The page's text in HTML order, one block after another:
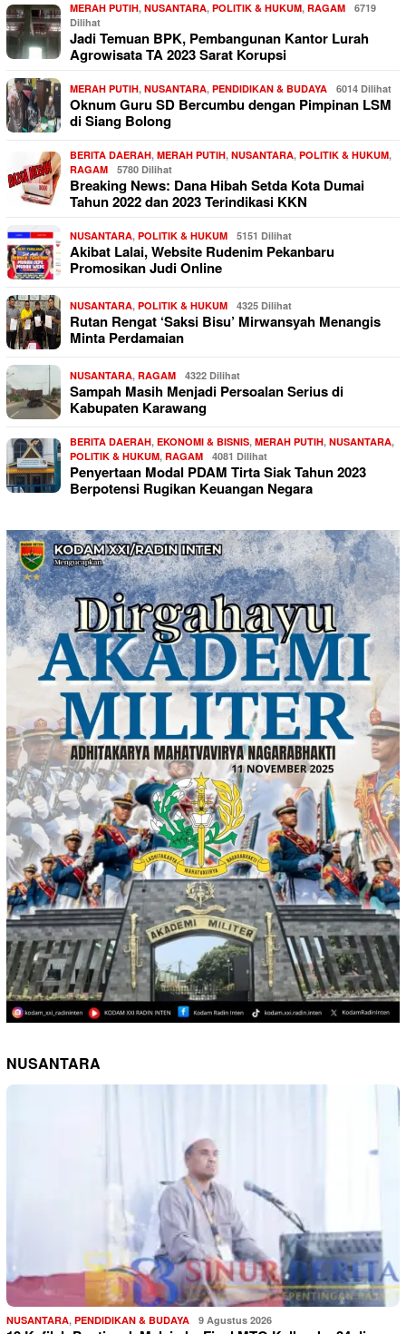
MERAH PUTIH, NUSANTARA, POLITIK & HUKUM, RAGAM
6719
Dilihat
Jadi Temuan BPK, Pembangunan Kantor Lurah
Agrowisata TA 2023 Sarat Korupsi
MERAH PUTIH, NUSANTARA, PENDIDIKAN & BUDAYA 6014 Dilihat
Oknum Guru SD Bercumbu dengan Pimpinan LSM
di Siang Bolong
BERITA DAERAH, MERAH PUTIH, NUSANTARA, POLITIK & HUKUM,
RAGAM
5780 Dilihat
Breaking News: Dana Hibah Setda Kota Dumai
Tahun 2022 dan 2023 Terindikasi KKN
NUSANTARA, POLITIK & HUKUM 5151 Dilihat
Akibat Lalai, Website Rudenim Pekanbaru
Promosikan Judi Online
NUSANTARA, POLITIK & HUKUM 4325 Dilihat
Rutan Rengat ‘Saksi Bisu’ Mirwansyah Menangis
Minta Perdamaian
NUSANTARA, RAGAM 4322 Dilihat
Sampah Masih Menjadi Persoalan Serius di
Kabupaten Karawang
BERITA DAERAH, EKONOMI & BISNIS, MERAH PUTIH, NUSANTARA,
POLITIK & HUKUM, RAGAM 4081 Dilihat
Penyertaan Modal PDAM Tirta Siak Tahun 2023
Berpotensi Rugikan Keuangan Negara
NUSANTARA
NUSANTARA, PENDIDIKAN & BUDAYA 9 Agustus 2026